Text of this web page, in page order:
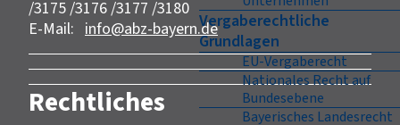
Vergaberechtliche
Grundlagen
EU-Vergaberecht
Nationales Recht auf
Bundesebene
Bayerisches Landesrecht
/3175 /3176 /3177 /3180
E-Mail: info@abz-bayern.de
Rechtliches